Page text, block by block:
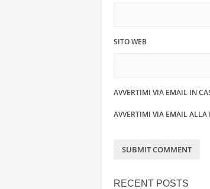
SITO WEB
AVVERTIMI VIA EMAIL IN
AVVERTIMI VIA EMAIL
RECENT POSTS